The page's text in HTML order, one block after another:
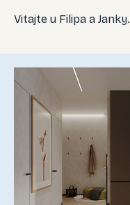
Vitajte u Filipa a Janky.